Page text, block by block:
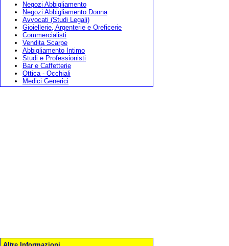
Negozi Abbigliamento
Negozi Abbigliamento Donna
Avvocati (Studi Legali)
Gioiellerie, Argenterie e Oreficerie
Commercialisti
Vendita Scarpe
Abbigliamento Intimo
Studi e Professionisti
Bar e Caffetterie
Ottica - Occhiali
Medici Generici